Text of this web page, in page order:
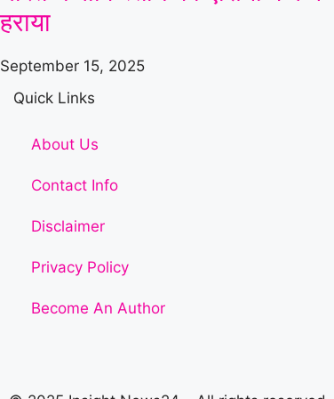
हराया
September 15, 2025
Quick Links
About Us
Contact Info
Disclaimer
Privacy Policy
Become An Author